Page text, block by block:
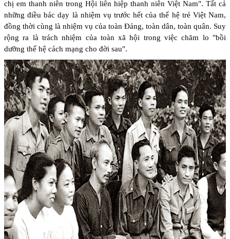
chị em thanh niên trong Hội liên hiệp thanh niên Việt Nam". Tất cả
những điều bác dạy là nhiệm vụ trước hết của thế hệ trẻ Việt Nam,
đồng thời cùng là nhiệm vụ của toàn Đảng, toàn dân, toàn quân. Suy
rộng ra là trách nhiệm của toàn xã hội trong việc chăm lo "bồi
dưỡng thế hệ cách mạng cho đời sau".